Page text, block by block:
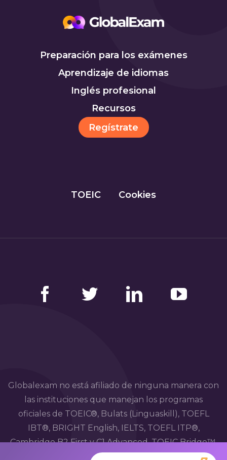
Preparación para los exámenes
Aprendizaje de idiomas
Inglés profesional
Recursos
Regístrate
TOEIC Cookies
Globalexam no está afiliado de ninguna manera con
las instituciones que manejan los programas
oficiales de TOEIC®, Bulats (Linguaskill), TOEFL
IBT®, BRIGHT English, IELTS, TOEFL ITP®,
Cambridge B2 First y C1 Advanced, TOEIC Bridge™,
HSK®, BRIGHT Español, DELE, DELF, TCF, BRIGHT